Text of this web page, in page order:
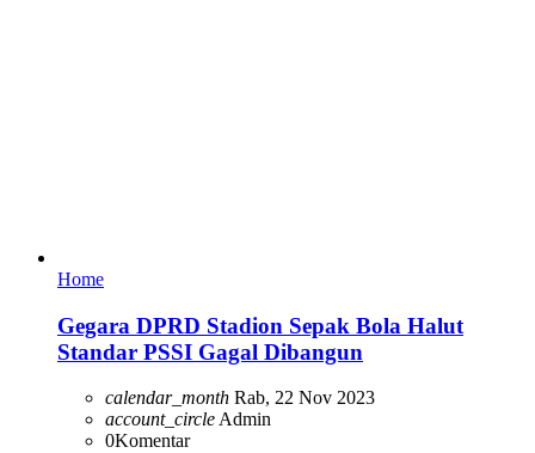
Home
Gegara DPRD Stadion Sepak Bola Halut
Standar PSSI Gagal Dibangun
calendar_month Rab, 22 Nov 2023
account_circleAdmin
0Komentar